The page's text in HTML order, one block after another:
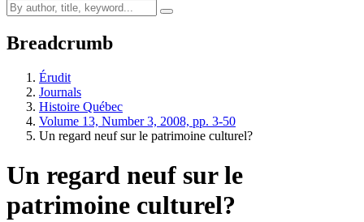
Breadcrumb
Érudit
Journals
Histoire Québec
Volume 13, Number 3, 2008, pp. 3-50
Un regard neuf sur le patrimoine culturel?
Un regard neuf sur le
patrimoine culturel?